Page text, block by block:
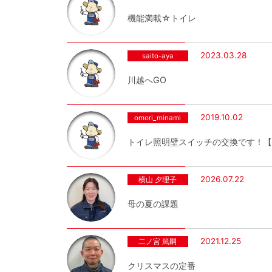
機能満載☆トイレ
saito-aya 2023.03.28
川越へGO
omori_minami 2019.10.02
トイレ照明壁スイッチの交換です！
横山 夕理子 2026.07.22
母の夏の課題
二ノ宮 篤嗣 2021.12.25
クリスマスの定番